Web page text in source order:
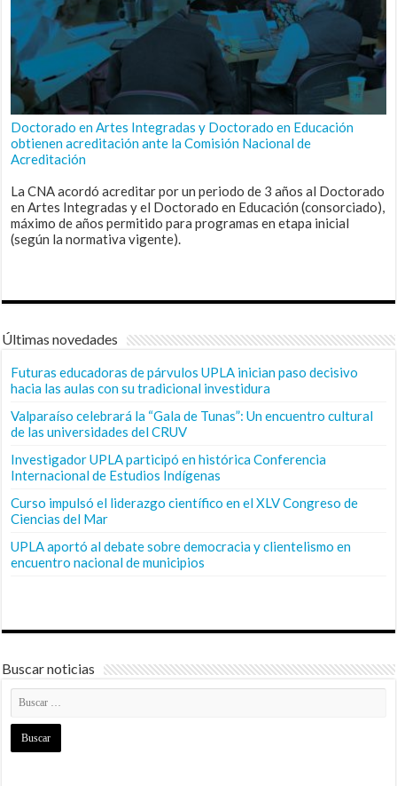
Doctorado en Artes Integradas y Doctorado en Educación
obtienen acreditación ante la Comisión Nacional de
Acreditación
La CNA acordó acreditar por un periodo de 3 años al Doctorado
en Artes Integradas y el Doctorado en Educación (consorciado),
máximo de años permitido para programas en etapa inicial
(según la normativa vigente).
Últimas novedades
Futuras educadoras de párvulos UPLA inician paso decisivo
hacia las aulas con su tradicional investidura
Valparaíso celebrará la “Gala de Tunas”: Un encuentro cultural
de las universidades del CRUV
Investigador UPLA participó en histórica Conferencia
Internacional de Estudios Indígenas
Curso impulsó el liderazgo científico en el XLV Congreso de
Ciencias del Mar
UPLA aportó al debate sobre democracia y clientelismo en
encuentro nacional de municipios
Buscar noticias